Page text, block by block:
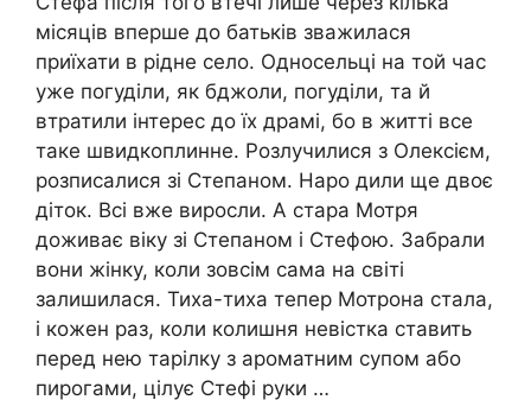
місяців вперше до батьків зважилася
приїхати в рідне село. Односельці на той час
уже погуділи, як бджоли, погуділи, та й
втратили інтерес до їх драмі, бо в житті все
таке швидкоплинне. Розлучилися з Олексієм,
розписалися зі Степаном. Наро дили ще двоє
діток. Всі вже виросли. А стара Мотря
доживає віку зі Степаном і Стефою. Забрали
вони жінку, коли зовсім сама на світі
залишилася. Тиха-тиха тепер Мотрона стала,
і кожен раз, коли колишня невістка ставить
перед нею тарілку з ароматним супом або
пирогами, цілує Стефі руки …